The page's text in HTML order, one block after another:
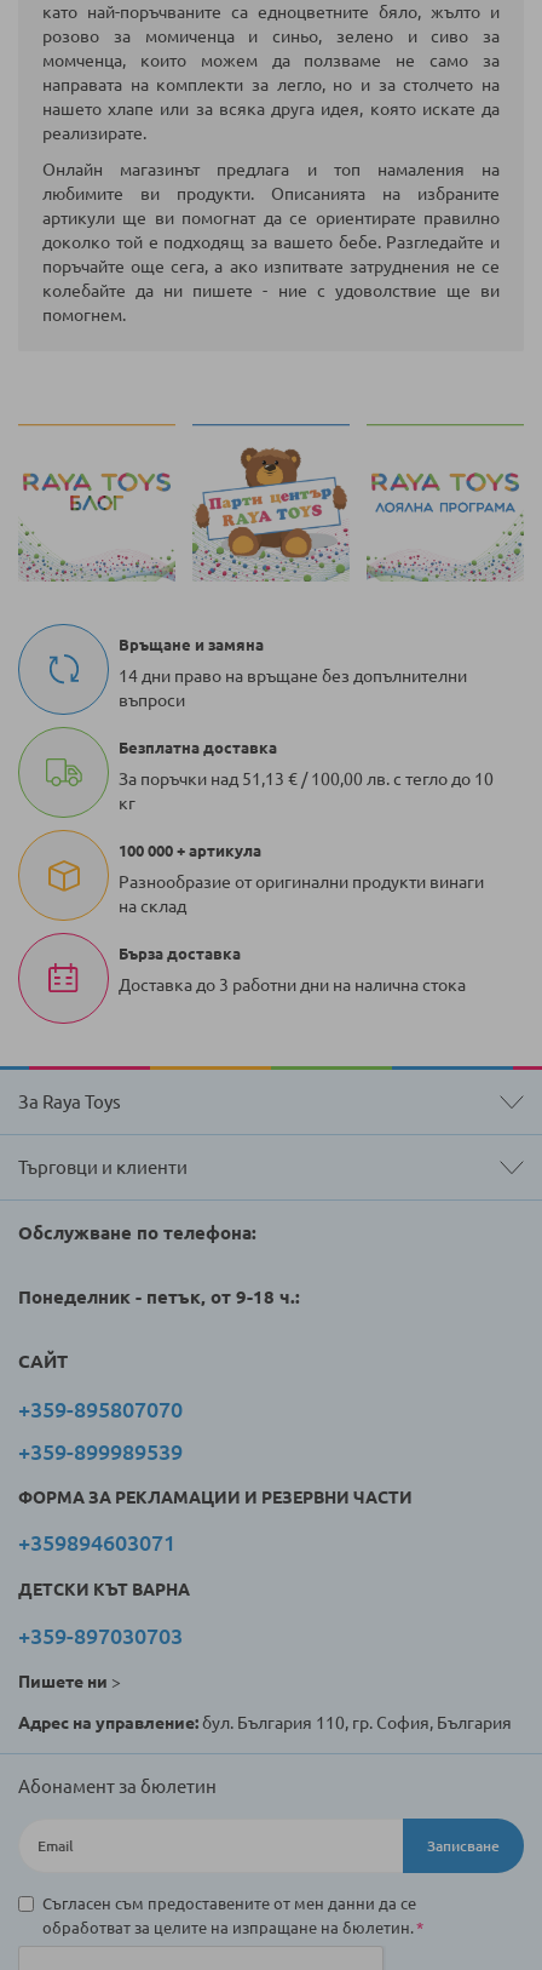
като най-поръчваните са едноцветните бяло, жълто и
розово за момиченца и синьо, зелено и сиво за
момченца, които можем да ползваме не само за
направата на комплекти за легло, но и за столчето на
нашето хлапе или за всяка друга идея, която искате да
реализирате.
Онлайн магазинът предлага и топ намаления на
любимите ви продукти. Описанията на избраните
артикули ще ви помогнат да се ориентирате правилно
доколко той е подходящ за вашето бебе. Разгледайте и
поръчайте още сега, а ако изпитвате затруднения не се
колебайте да ни пишете - ние с удоволствие ще ви
помогнем.
Връщане и замяна
14 дни право на връщане без допълнителни
въпроси
Безплатна доставка
За поръчки над 51,13 € / 100,00 лв. с тегло до 10
кг
100 000 + артикула
Разнообразие от оригинални продукти винаги
на склад
Бърза доставка
Доставка до 3 работни дни на налична стока
За Raya Toys
Търговци и клиенти
Обслужване по телефона:
Понеделник - петък, от 9-18 ч.:
САЙТ
+359-895807070
+359-899989539
ФОРМА ЗА РЕКЛАМАЦИИ И РЕЗЕРВНИ ЧАСТИ
+359894603071
ДЕТСКИ КЪТ ВАРНА
+359-897030703
Пишете ни >
Адрес на управление:бул. България 110, гр. София, България
Абонамент за бюлетин
Записване
Съгласен съм предоставените от мен данни да се
обработват за целите на изпращане на бюлетин.